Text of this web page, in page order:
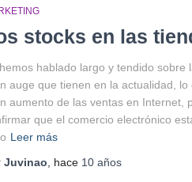
stocks en las
hablado largo y tendido sobre
auge que tienen en la actualidad,
aumento de las ventas en Internet,
que el comercio electrónico
Leer más
Juvinao , hace 10 años